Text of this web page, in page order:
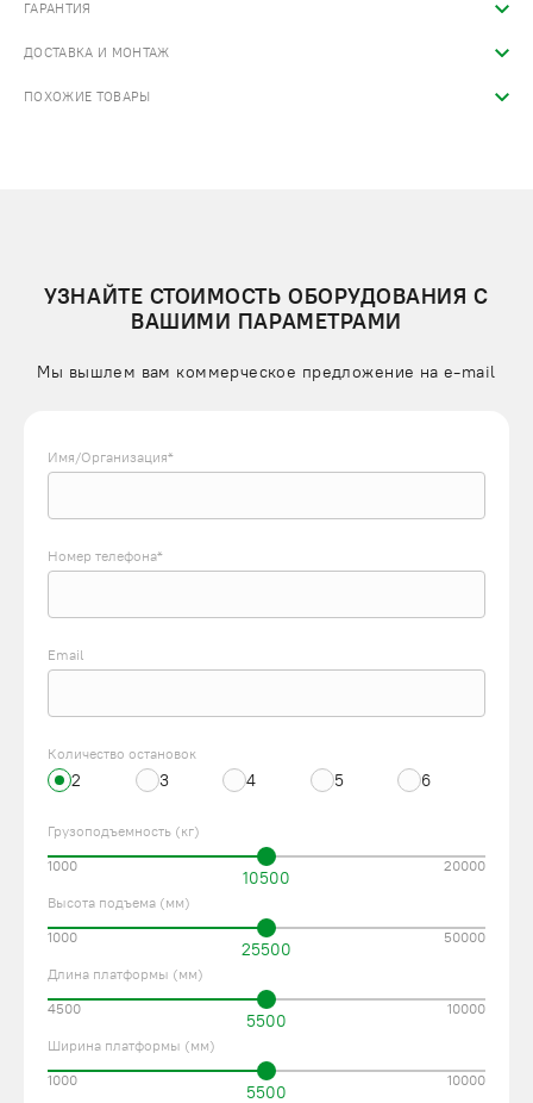
ГАРАНТИЯ
ДОСТАВКА И МОНТАЖ
ПОХОЖИЕ ТОВАРЫ
УЗНАЙТЕ СТОИМОСТЬ ОБОРУДОВАНИЯ С
ВАШИМИ ПАРАМЕТРАМИ
Мы вышлем вам коммерческое предложение на e-mail
Имя/Организация*
Номер телефона*
Email
Количество остановок
2 3 4 5 6
Грузоподъемность (кг)
10500
1000 20000
Высота подъема (мм)
25500
1000 50000
Длина платформы (мм)
5500
4500 10000
Ширина платформы (мм)
5500
1000 10000